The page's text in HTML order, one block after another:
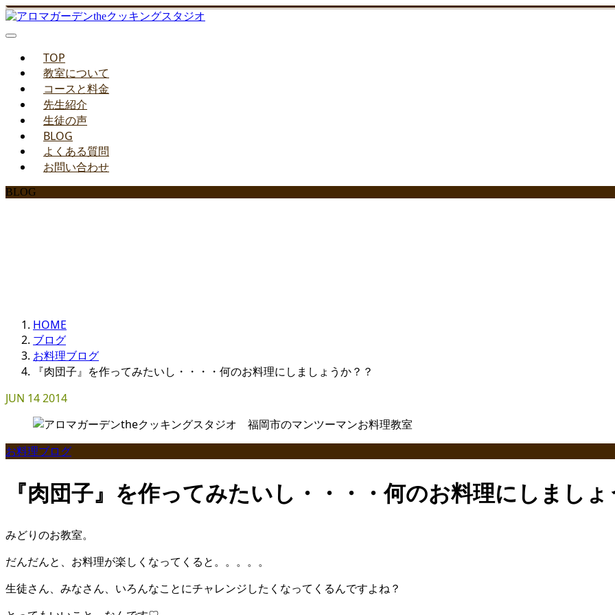
TOP
教室について
コースと料金
先生紹介
生徒の声
BLOG
よくある質問
お問い合わせ
BLOG
HOME
ブログ
お料理ブログ
『肉団子』を作ってみたいし・・・・何のお料理にしましょうか？？
JUN 142014
お料理ブログ
『肉団子』を作ってみたいし・・・・何のお料理にしまし
みどりのお教室。
だんだんと、お料理が楽しくなってくると。。。。。
生徒さん、みなさん、いろんなことにチャレンジしたくなってくるんですよね？